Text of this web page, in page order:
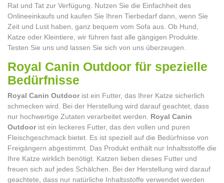
Rat und Tat zur Verfügung. Nutzen Sie die Einfachheit des
Onlineeinkaufs und kaufen Sie Ihren Tierbedarf dann, wenn Sie
Zeit und Lust haben, ganz bequem vom Sofa aus. Ob Hund,
Katze oder Kleintiere, wir führen fast alle gängigen Produkte.
Testen Sie uns und lassen Sie sich von uns überzeugen.
Royal Canin Outdoor für spezielle
Royal Canin Outdoor ist ein Futter, das Ihrer Katze sicherlich
schmecken wird. Bei der Herstellung wird darauf geachtet, dass
nur hochwertige Zutaten verarbeitet werden.
Royal Canin
Outdoor ist ein leckeres Futter, das den vollen und puren
Fleischgeschmack bietet. Es ist speziell auf die Bedürfnisse von
Freigängern abgestimmt. Das Produkt enthält nur Inhaltsstoffe die
Ihre Katze wirklich benötigt. Katzen lieben dieses Futter und
freuen sich auf jedes Schälchen. Bei der Herstellung wird darauf
geachtete, dass nur natürliche Inhaltsstoffe verwendet werden